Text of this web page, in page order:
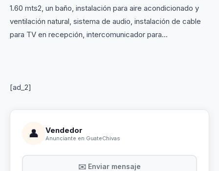
1.60 mts2, un baño, instalación para aire acondicionado y
ventilación natural, sistema de audio, instalación de cable
para TV en recepción, intercomunicador para...
[ad_2]
👤 Vendedor
Anunciante en GuateChivas
✉️ Enviar mensaje